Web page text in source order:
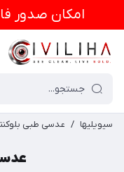
امكان صدور
سیویلیها / عدسی طبی